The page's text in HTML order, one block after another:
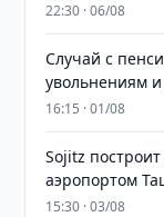
22:30 · 06/08
Случай с
увольнениям и
16:15 · 01/08
Sojitz
аэропортом
15:30 · 03/08